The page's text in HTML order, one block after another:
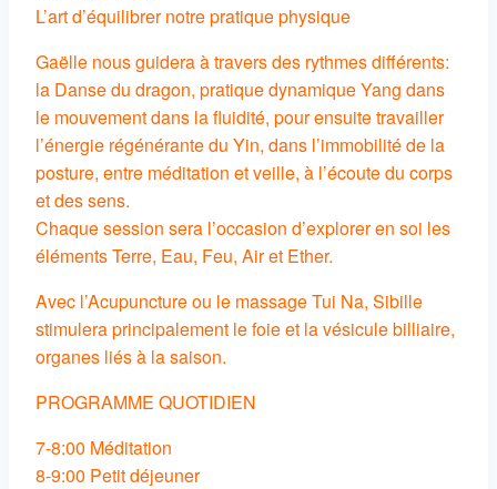
L’art d’équilibrer notre pratique physique
Gaëlle nous guidera à travers des rythmes différents:
la Danse du dragon, pratique dynamique Yang dans
le mouvement dans la fluidité, pour ensuite travailler
l’énergie régénérante du Yin, dans l’immobilité de la
posture, entre méditation et veille, à l’écoute du corps
et des sens.
Chaque session sera l’occasion d’explorer en soi les
éléments Terre, Eau, Feu, Air et Ether.
Avec l’Acupuncture ou le massage Tui Na, Sibille
stimulera principalement le foie et la vésicule billiaire,
organes liés à la saison.
PROGRAMME QUOTIDIEN
7-8:00 Méditation
8-9:00 Petit déjeuner